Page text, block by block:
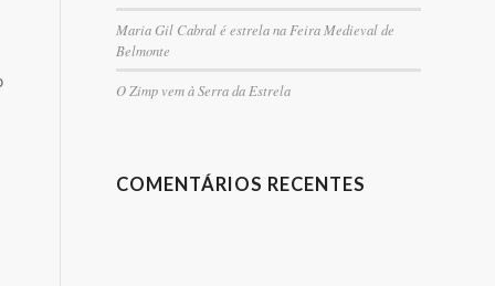
Maria Gil Cabral é estrela na Feira Medieval de
Belmonte
O Zimp vem à Serra da Estrela
COMENTÁRIOS RECENTES